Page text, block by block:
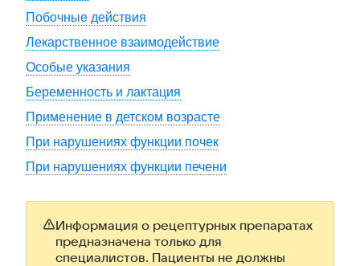
Побочные действия
Лекарственное взаимодействие
Особые указания
Беременность и лактация
Применение в детском возрасте
При нарушениях функции почек
При нарушениях функции печени
Информация о рецептурных препаратах
предназначена только для
специалистов. Пациенты не должны